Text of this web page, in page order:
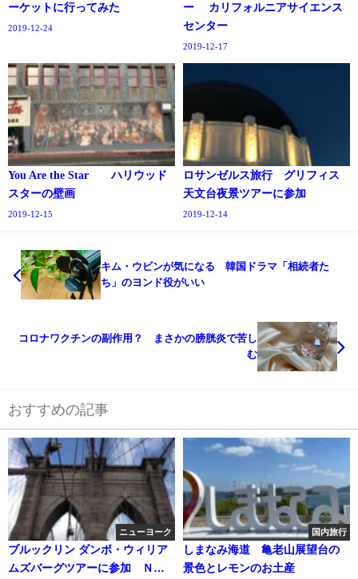
ーケットに行ってみた
2019-12-24
ー カリフォルニアサイエンス
センター
2019-12-17
You Are the Star ハリウッド
スターの壁画
2019-12-15
ロサンゼルス旅行 グリフィス
天文台夜景ツアーに参加
2019-12-14
キム・ウビンが気になる 韓国ドラマ「相続者た
ち」のヨンド役がいい
コロナワクチンの副作用？ まさかの膀胱炎で苦し
む
おすすめの記事
ニューヨーク
ブルックリン ダンボ・ウィリア
ムズバーグツアーに参加 ＮＹ
国内旅行
しまなみ海道 亀老山展望台の
景色とレモンのお土産